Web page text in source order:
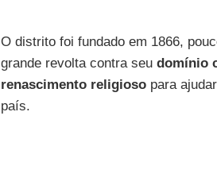
O distrito foi fundado em 1866,
grande revolta contra seu domínio
renascimento religiosopara
país.